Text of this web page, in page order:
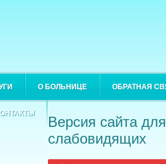
О БОЛЬНИЦЕ ОБРАТНАЯ
Версия сайта для
слабовидящих